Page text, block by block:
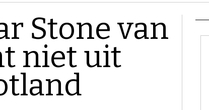
Stone van
niet uit